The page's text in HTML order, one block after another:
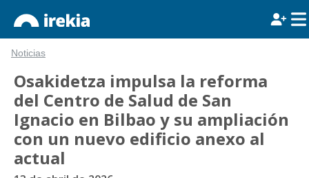
Noticias
Osakidetza impulsa la reforma
del Centro de Salud de San
Ignacio en Bilbao y su ampliación
con un nuevo edificio anexo al
actual